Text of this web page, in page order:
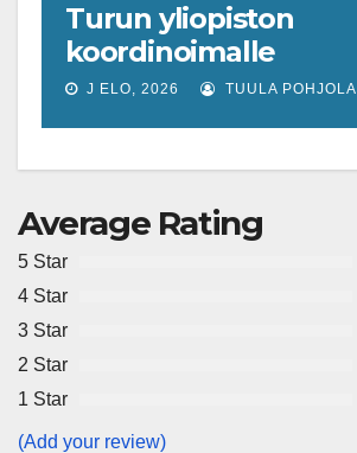
Turun yliopiston
koordinoimalle
tohtoriverkostolle 4,4
J ELO, 2026 TUULA POHJOLA
Average Rating
5 Star
4 Star
3 Star
2 Star
1 Star
(Add your review)